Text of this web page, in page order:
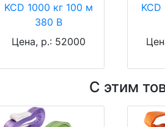
KCD 1000 кг 100 м
380 В
Цена, р.: 52000
С этим